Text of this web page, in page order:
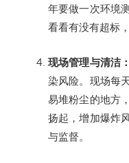
年要做一次环境
看看有没有超标
现场管理与清洁：
染风险。现场每
易堆粉尘的地方
扬起，增加爆炸
与监督。